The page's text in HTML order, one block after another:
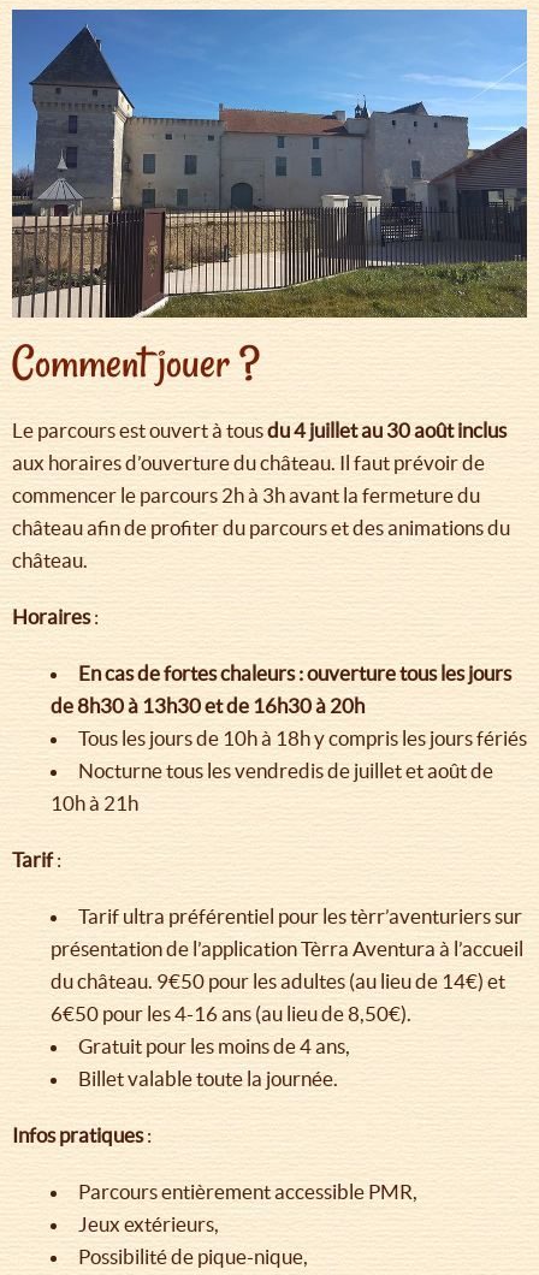
Comment jouer ?
Le parcours est ouvert à tousdu 4 juillet au 30 août inclus
aux horaires d’ouverture du château. Il faut prévoir de
commencer le parcours 2h à 3h avant la fermeture du
château afin de profiter du parcours et des animations du
château.
Horaires:
En cas de fortes chaleurs : ouverture tous les jours
de 8h30 à 13h30 et de 16h30 à 20h
Tous les jours de 10h à 18h y compris les jours fériés
Nocturne tous les vendredis de juillet et août de
10h à 21h
Tarif:
Tarif ultra préférentiel pour les tèrr’aventuriers sur
présentation de l’application Tèrra Aventura à l’accueil
du château. 9€50 pour les adultes (au lieu de 14€) et
6€50 pour les 4-16 ans (au lieu de 8,50€).
Gratuit pour les moins de 4 ans,
Billet valable toute la journée.
Infos pratiques:
Parcours entièrement accessible PMR,
Jeux extérieurs,
Possibilité de pique-nique,